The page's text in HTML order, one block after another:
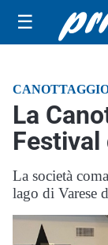
☰
La
Festival
La società
lago di Varese